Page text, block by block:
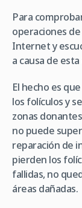
Para
operaciones de
Internet y
a causa de
El hecho es
los folículos y
zonas
no puede
reparación de
pierden los
fallidas, no
áreas dañadas.